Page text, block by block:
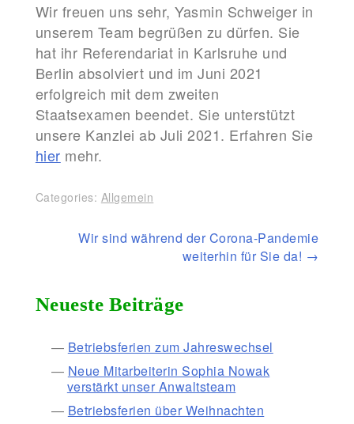
Wir freuen uns sehr, Yasmin Schweiger in
unserem Team begrüßen zu dürfen. Sie
hat ihr Referendariat in Karlsruhe und
Berlin absolviert und im Juni 2021
erfolgreich mit dem zweiten
Staatsexamen beendet. Sie unterstützt
unsere Kanzlei ab Juli 2021. Erfahren Sie
hier mehr.
Categories: Allgemein
Beitragsnavigation
Wir sind während der Corona-Pandemie
weiterhin für Sie da! →
Neueste Beiträge
Betriebsferien zum Jahreswechsel
Neue Mitarbeiterin Sophia Nowak
verstärkt unser Anwaltsteam
Betriebsferien über Weihnachten